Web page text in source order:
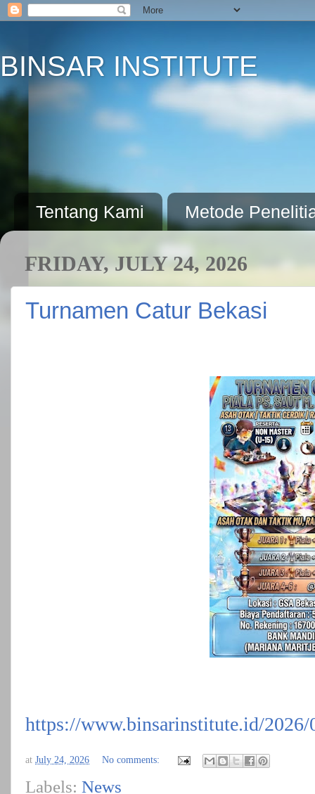
BINSAR INSTITUTE
Tentang Kami Metode
FRIDAY, JULY 24, 2026
Turnamen Catur Bekasi
https://www.binsarinstitute.id/2026/
at July 24, 2026 No comments:
Labels: News